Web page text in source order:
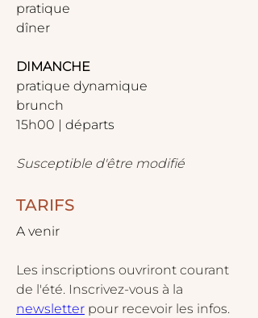
pratique
dîner
DIMANCHE
pratique dynamique
brunch
15h00 | départs
Susceptible d'être modifié
TARIFS
A venir
Les inscriptions ouvriront courant
de l'été. Inscrivez-vous à la
newsletter pour recevoir les infos.